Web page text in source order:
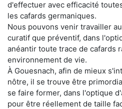
d'effectuer avec efficacité
les cafards germaniques.
Nous pouvons venir travailler
curatif que préventif, dans
anéantir toute trace de cafards
environnement de vie.
À Gouesnach, afin de mieux
nôtre, il se trouve être
se faire former, dans l'optique
pour être réellement de taille